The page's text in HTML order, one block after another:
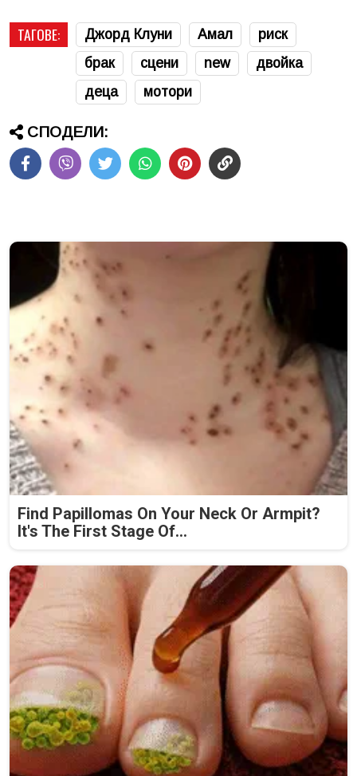
ТАГОВЕ: Джорд Клуни Амал
риск
брак
сцени new
двойка
деца
мотори
СПОДЕЛИ:
Find Papillomas On Your Neck Or Armpit?
It's The First Stage Of...